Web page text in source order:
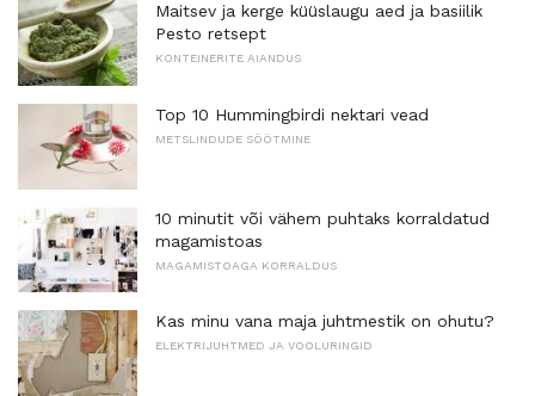
Maitsev ja kerge küüslaugu aed ja basiilik
Pesto retsept
KONTEINERITE AIANDUS
Top 10 Hummingbirdi nektari vead
METSLINDUDE SÖÖTMINE
10 minutit või vähem puhtaks korraldatud
magamistoas
MAGAMISTOAGA KORRALDUS
Kas minu vana maja juhtmestik on ohutu?
ELEKTRIJUHTMED JA VOOLURINGID